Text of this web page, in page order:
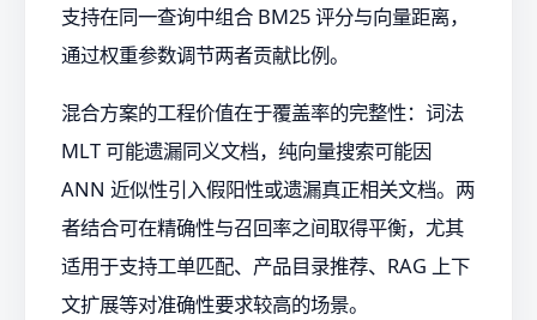
支持在同一查询中组合 BM25 评分与向量距离，
通过权重参数调节两者贡献比例。
混合方案的工程价值在于覆盖率的完整性：词法
MLT 可能遗漏同义文档，纯向量搜索可能因
ANN 近似性引入假阳性或遗漏真正相关文档。两
者结合可在精确性与召回率之间取得平衡，尤其
适用于支持工单匹配、产品目录推荐、RAG 上下
文扩展等对准确性要求较高的场景。